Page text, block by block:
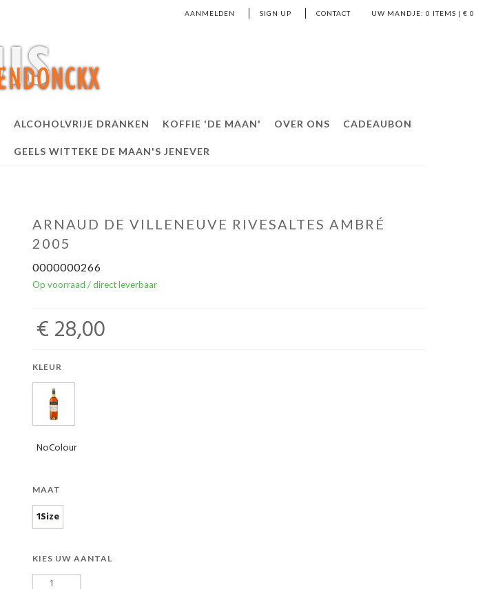
UW MANDJE: 0 ITEMS | € 0
AANMELDEN SIGN UP CONTACT
ALCOHOLVRIJE DRANKEN KOFFIE 'DE MAAN' OVER ONS CADEAUBON
GEELS WITTEKE DE MAAN'S JENEVER
ARNAUD DE VILLENEUVE RIVESALTES AMBRÉ
2005
0000000266
Op voorraad / direct leverbaar
€ 28,00
KLEUR
NoColour
MAAT
1Size
KIES UW AANTAL